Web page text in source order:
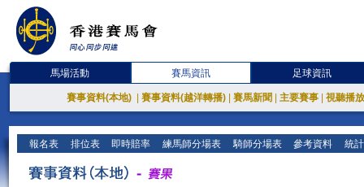
馬場活動 賽馬資訊 足球資訊
賽事資料(本地) 賽事資料(越洋轉播) 賽馬新聞 主要賽事 視聽播
報名表 排位表 即時賠率 練馬師分場表 騎師分場表 參考資料 統